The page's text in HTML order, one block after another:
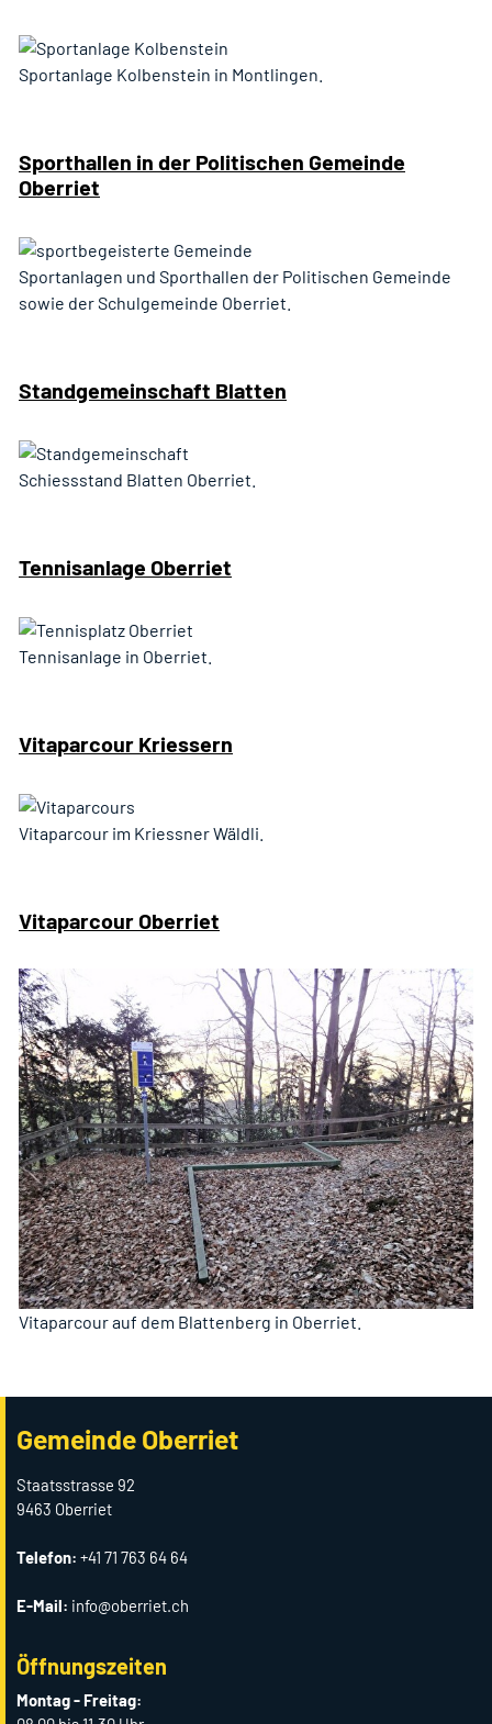
Sportanlage Kolbenstein in Montlingen.
Sporthallen in der Politischen Gemeinde
Oberriet
Sportanlagen und Sporthallen der Politischen Gemeinde
sowie der Schulgemeinde Oberriet.
Standgemeinschaft Blatten
Schiessstand Blatten Oberriet.
Tennisanlage Oberriet
Tennisanlage in Oberriet.
Vitaparcour Kriessern
Vitaparcour im Kriessner Wäldli.
Vitaparcour Oberriet
Vitaparcour auf dem Blattenberg in Oberriet.
Gemeinde Oberriet
Staatsstrasse 92
9463 Oberriet
Telefon: +41 71 763 64 64
E-Mail: info@oberriet.ch
Öffnungszeiten
Montag - Freitag: